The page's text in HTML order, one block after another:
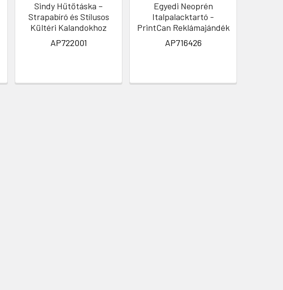
Sindy Hűtőtáska –
Strapabíró és Stílusos
Kültéri Kalandokhoz
AP722001
Egyedi Neoprén
Italpalacktartó -
PrintCan Reklámajándék
AP716426